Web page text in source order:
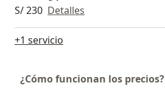
S/ 230 Detalles
+1 servicio
¿Cómo funcionan los precios?